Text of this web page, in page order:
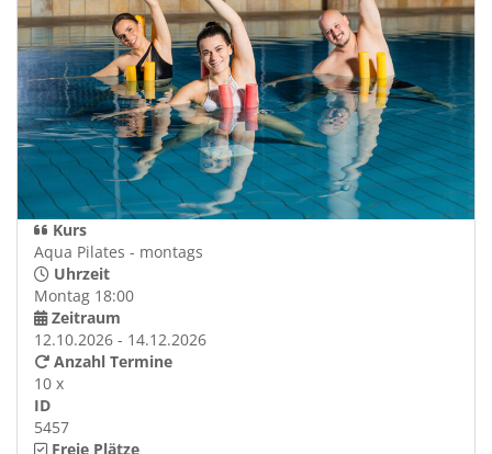
Kurs
Aqua Pilates - montags
Uhrzeit
Montag 18:00
Zeitraum
12.10.2026 - 14.12.2026
Anzahl Termine
10 x
ID
5457
Freie Plätze